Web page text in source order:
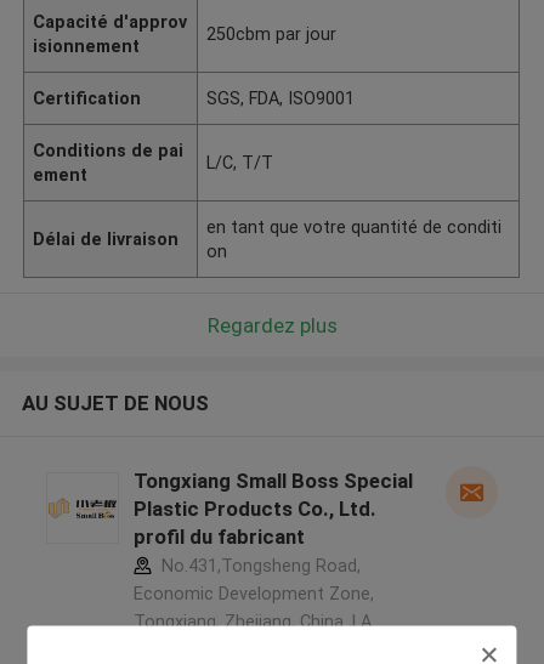
Capacité d'approv
isionnement
250cbm par jour
Certification SGS, FDA, ISO9001
Conditions de pai
ement
L/C, T/T
Délai de livraison
en tant que votre quantité de conditi
on
Regardez plus
AU SUJET DE NOUS
Tongxiang Small Boss Special
Plastic Products Co., Ltd.
profil du fabricant
No.431,Tongsheng Road,
Economic Development Zone,
Tongxiang, Zhejiang, China ,LA